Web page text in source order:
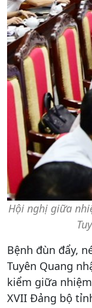
Hội nghị giữa
Bệnh đùn đẩy,
Tuyên Quang
kiểm giữa
XVII Đảng bộ